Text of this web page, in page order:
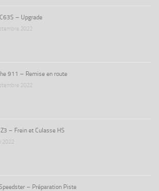
– Upgrade
2022
911 – Remise en route
2022
– Frein et Culasse HS
2022
– Préparation Piste